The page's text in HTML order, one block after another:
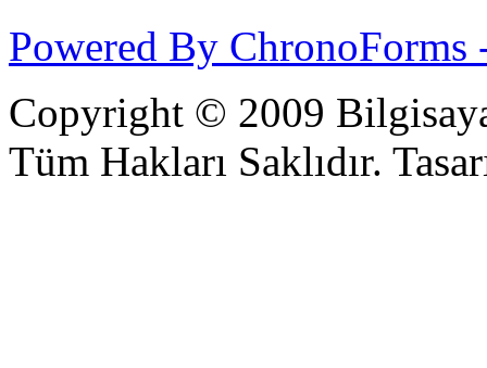
Powered By ChronoForms
Copyright © 2009
Tüm Hakları Saklıdır.